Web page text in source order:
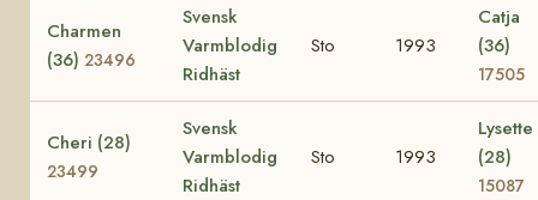
Charmen
(36) 23496
Svensk
Varmblodig
Ridhäst
Sto 1993
Catja
(36)
17505
Cheri (28)
23499
Svensk
Varmblodig
Ridhäst
Sto 1993
Lysette
(28)
15087